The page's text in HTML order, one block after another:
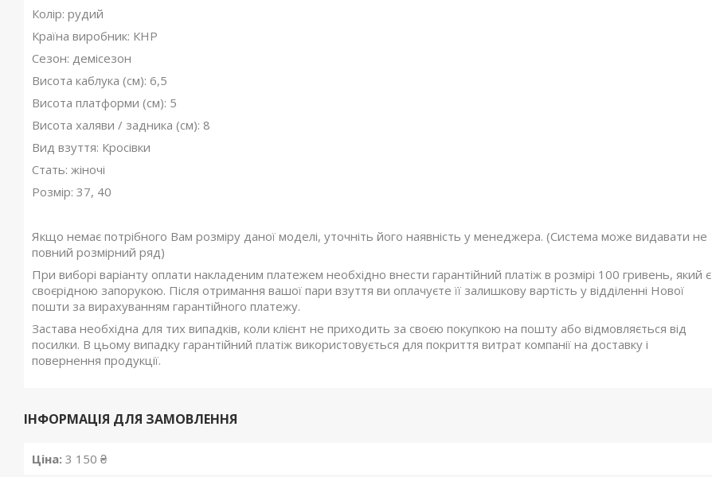
Колір: рудий
Країна виробник: КНР
Сезон: демісезон
Висота каблука (см): 6,5
Висота платформи (см): 5
Висота халяви / задника (см): 8
Вид взуття: Кросівки
Стать: жіночі
Розмір: 37, 40
Якщо немає потрібного Вам розміру даної моделі, уточніть його наявність у менеджера. (Система може видавати не
повний розмірний ряд)
При виборі варіанту оплати накладеним платежем необхідно внести гарантійний платіж в розмірі 100 гривень, який є
своєрідною запорукою. Після отримання вашої пари взуття ви оплачуєте її залишкову вартість у відділенні Нової
пошти за вирахуванням гарантійного платежу.
Застава необхідна для тих випадків, коли клієнт не приходить за своєю покупкою на пошту або відмовляється від
посилки. В цьому випадку гарантійний платіж використовується для покриття витрат компанії на доставку і
повернення продукції.
ІНФОРМАЦІЯ ДЛЯ ЗАМОВЛЕННЯ
Ціна: 3 150 ₴